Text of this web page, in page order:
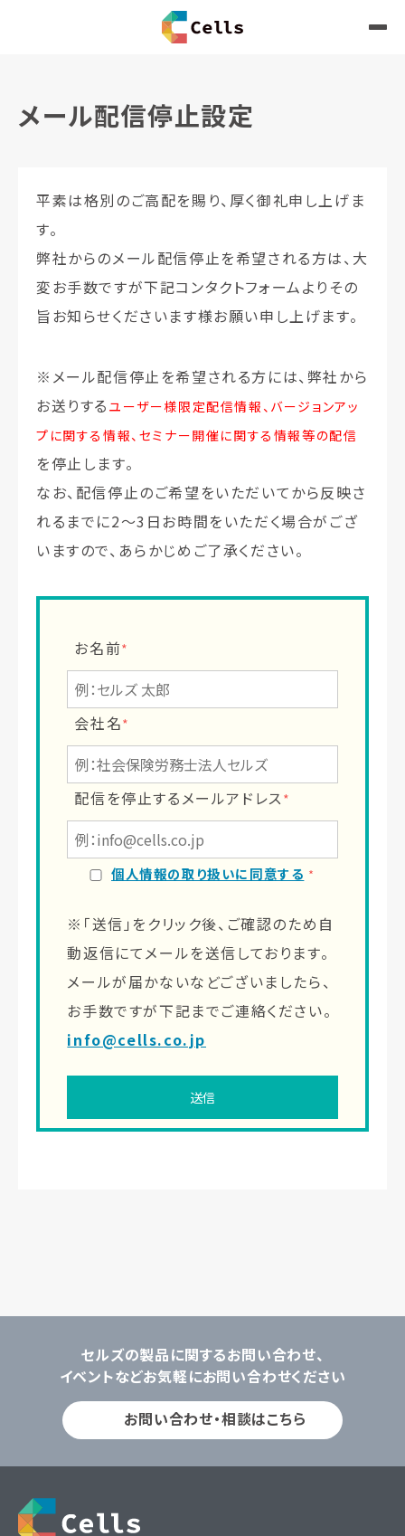
メール配信停止設定
平素は格別のご高配を賜り、厚く御礼申し上げま
す。
弊社からのメール配信停止を希望される方は、大
変お手数ですが下記コンタクトフォームよりその
旨お知らせくださいます様お願い申し上げます。
※メール配信停止を希望される方には、弊社から
お送りする ユーザー様限定配信情報、バージョンアッ
プに関する情報、セミナー開催に関する情報等の配信
を停止します。
なお、配信停止のご希望をいただいてから反映さ
れるまでに2～3日お時間をいただく場合がござ
いますので、あらかじめご了承ください。
お名前*
会社名*
配信を停止するメールアドレス*
個人情報の取り扱いに同意する *
※「送信」をクリック後、ご確認のため自
動返信にてメールを送信しております。
メールが届かないなどございましたら、
お手数ですが下記までご連絡ください。
info@cells.co.jp
セルズの製品に関するお問い合わせ、
イベントなどお気軽にお問い合わせください
お問い合わせ・相談はこちら